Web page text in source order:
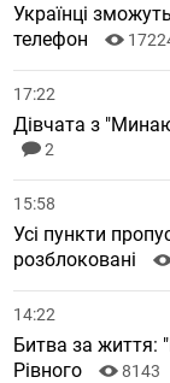
Українці
телефон
17:22
Дівчата з
2
15:58
Усі пункти
розблоковані
14:22
Битва за життя:
Рівного
8143